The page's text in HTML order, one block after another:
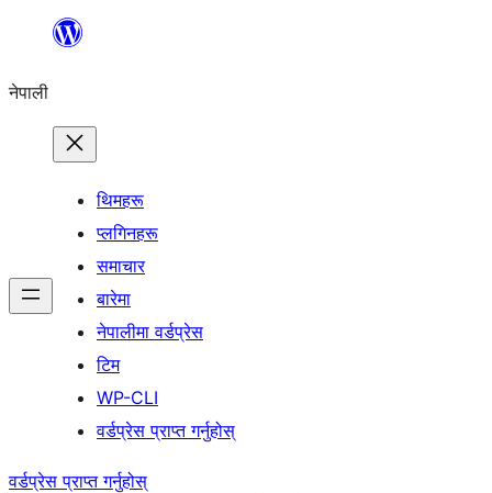
सामग्रीमा
नेपाली
थिमहरू
प्लगिनहरू
समाचार
बारेमा
नेपालीमा वर्डप्रेस
टिम
WP-CLI
वर्डप्रेस प्राप्त गर्नुहोस्
वर्डप्रेस प्राप्त गर्नुहोस्